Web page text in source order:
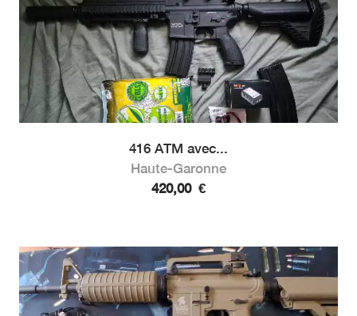
416 ATM avec...
Haute-Garonne
420,00 €